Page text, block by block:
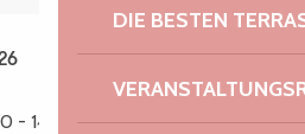
DIE BESTEN
27 August 2026
- 14:00